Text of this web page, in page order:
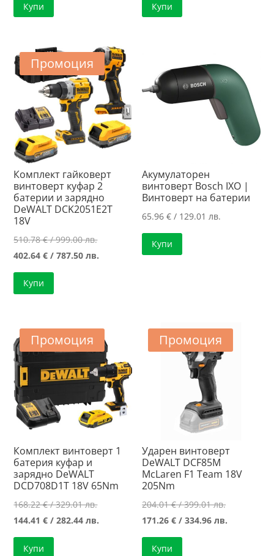
Купи Купи
Промоция
Комплект гайковерт
винтоверт куфар 2
батерии и зарядно
DeWALT DCK2051E2T
18V
510.78€/ 999.00 лв.Original
price
402.64€ / 787.50 лв.
Купи
Акумулаторен
винтоверт Bosch IXO |
Винтоверт на батерии
65.96€ / 129.01 лв.
Купи
Промоция
Комплект винтоверт 1
батерия куфар и
зарядно DeWALT
DCD708D1T 18V 65Nm
168.22€/ 329.01 лв.Original
price
144.41€ / 282.44 лв.
Купи
Промоция
Ударен винтоверт
DeWALT DCF85M
McLaren F1 Team 18V
205Nm
204.01€/ 399.01 лв.Original
price
171.26€ / 334.96 лв.
Купи